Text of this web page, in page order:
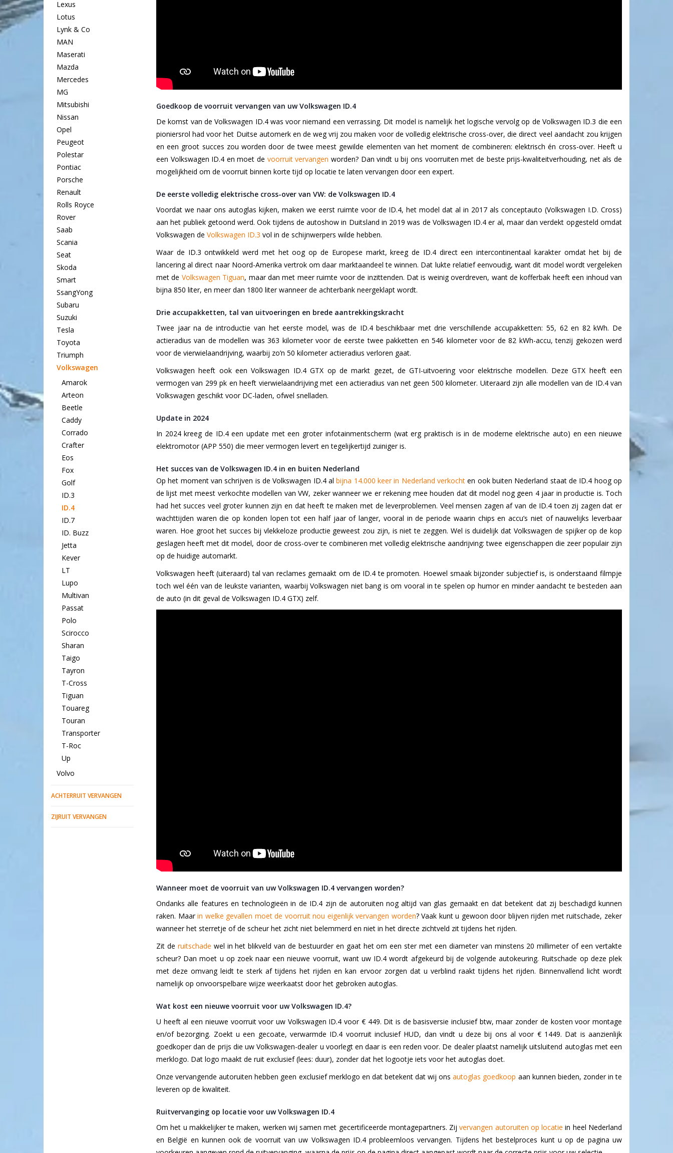
Lexus
Lotus
Lynk & Co
MAN
Maserati
Mazda
Mercedes
MG
Mitsubishi
Nissan
Opel
Peugeot
Polestar
Pontiac
Porsche
Renault
Rolls Royce
Rover
Saab
Scania
Seat
Skoda
Smart
SsangYong
Subaru
Suzuki
Tesla
Toyota
Triumph
Volkswagen
Amarok
Arteon
Beetle
Caddy
Corrado
Crafter
Eos
Fox
Golf
ID.3
ID.4
ID.7
ID. Buzz
Jetta
Kever
LT
Lupo
Multivan
Passat
Polo
Scirocco
Sharan
Taigo
Tayron
T-Cross
Tiguan
Touareg
Touran
Transporter
T-Roc
Up
Volvo
ACHTERRUIT VERVANGEN
ZIJRUIT VERVANGEN
Goedkoop de voorruit vervangen van uw Volkswagen ID.4
De komst van de Volkswagen ID.4 was voor niemand een verrassing. Dit model is namelijk het logische vervolg op de Volkswagen ID.3 die een
pioniersrol had voor het Duitse automerk en de weg vrij zou maken voor de volledig elektrische cross-over, die direct veel aandacht zou krijgen
en een groot succes zou worden door de twee meest gewilde elementen van het moment de combineren: elektrisch én cross-over. Heeft u
een Volkswagen ID.4 en moet de voorruit vervangen worden? Dan vindt u bij ons voorruiten met de beste prijs-kwaliteitverhouding, net als de
mogelijkheid om de voorruit binnen korte tijd op locatie te laten vervangen door een expert.
De eerste volledig elektrische cross-over van VW: de Volkswagen ID.4
Voordat we naar ons autoglas kijken, maken we eerst ruimte voor de ID.4, het model dat al in 2017 als conceptauto (Volkswagen I.D. Cross)
aan het publiek getoond werd. Ook tijdens de autoshow in Duitsland in 2019 was de Volkswagen ID.4 er al, maar dan verdekt opgesteld omdat
Volkswagen de Volkswagen ID.3 vol in de schijnwerpers wilde hebben.
Waar de ID.3 ontwikkeld werd met het oog op de Europese markt, kreeg de ID.4 direct een intercontinentaal karakter omdat het bij de
lancering al direct naar Noord-Amerika vertrok om daar marktaandeel te winnen. Dat lukte relatief eenvoudig, want dit model wordt vergeleken
met de Volkswagen Tiguan, maar dan met meer ruimte voor de inzittenden. Dat is weinig overdreven, want de kofferbak heeft een inhoud van
bijna 850 liter, en meer dan 1800 liter wanneer de achterbank neergeklapt wordt.
Drie accupakketten, tal van uitvoeringen en brede aantrekkingskracht
Twee jaar na de introductie van het eerste model, was de ID.4 beschikbaar met drie verschillende accupakketten: 55, 62 en 82 kWh. De
actieradius van de modellen was 363 kilometer voor de eerste twee pakketten en 546 kilometer voor de 82 kWh-accu, tenzij gekozen werd
voor de vierwielaandrijving, waarbij zo’n 50 kilometer actieradius verloren gaat.
Volkswagen heeft ook een Volkswagen ID.4 GTX op de markt gezet, de GTI-uitvoering voor elektrische modellen. Deze GTX heeft een
vermogen van 299 pk en heeft vierwielaandrijving met een actieradius van net geen 500 kilometer. Uiteraard zijn alle modellen van de ID.4 van
Volkswagen geschikt voor DC-laden, ofwel snelladen.
Update in 2024
In 2024 kreeg de ID.4 een update met een groter infotainmentscherm (wat erg praktisch is in de moderne elektrische auto) en een nieuwe
elektromotor (APP 550) die meer vermogen levert en tegelijkertijd zuiniger is.
Het succes van de Volkswagen ID.4 in en buiten Nederland
Op het moment van schrijven is de Volkswagen ID.4 albijna 14.000 keer in Nederland verkocht en ook buiten Nederland staat de ID.4 hoog op
de lijst met meest verkochte modellen van VW, zeker wanneer we er rekening mee houden dat dit model nog geen 4 jaar in productie is. Toch
had het succes veel groter kunnen zijn en dat heeft te maken met de leverproblemen. Veel mensen zagen af van de ID.4 toen zij zagen dat er
wachttijden waren die op konden lopen tot een half jaar of langer, vooral in de periode waarin chips en accu’s niet of nauwelijks leverbaar
waren. Hoe groot het succes bij vlekkeloze productie geweest zou zijn, is niet te zeggen. Wel is duidelijk dat Volkswagen de spijker op de kop
geslagen heeft met dit model, door de cross-over te combineren met volledig elektrische aandrijving: twee eigenschappen die zeer populair zijn
op de huidige automarkt.
Volkswagen heeft (uiteraard) tal van reclames gemaakt om de ID.4 te promoten. Hoewel smaak bijzonder subjectief is, is onderstaand filmpje
toch wel één van de leukste varianten, waarbij Volkswagen niet bang is om vooral in te spelen op humor en minder aandacht te besteden aan
de auto (in dit geval de Volkswagen ID.4 GTX) zelf.
Wanneer moet de voorruit van uw Volkswagen ID.4 vervangen worden?
Ondanks alle features en technologieën in de ID.4 zijn de autoruiten nog altijd van glas gemaakt en dat betekent dat zij beschadigd kunnen
raken. Maarin welke gevallen moet de voorruit nou eigenlijk vervangen worden? Vaak kunt u gewoon door blijven rijden met ruitschade, zeker
wanneer het sterretje of de scheur het zicht niet belemmerd en niet in het directe zichtveld zit tijdens het rijden.
Zit de ruitschade wel in het blikveld van de bestuurder en gaat het om een ster met een diameter van minstens 20 millimeter of een vertakte
scheur? Dan moet u op zoek naar een nieuwe voorruit, want uw ID.4 wordt afgekeurd bij de volgende autokeuring. Ruitschade op deze plek
met deze omvang leidt te sterk af tijdens het rijden en kan ervoor zorgen dat u verblind raakt tijdens het rijden. Binnenvallend licht wordt
namelijk op onvoorspelbare wijze weerkaatst door het gebroken autoglas.
Wat kost een nieuwe voorruit voor uw Volkswagen ID.4?
U heeft al een nieuwe voorruit voor uw Volkswagen ID.4 voor € 449. Dit is de basisversie inclusief btw, maar zonder de kosten voor montage
en/of bezorging. Zoekt u een gecoate, verwarmde ID.4 voorruit inclusief HUD, dan vindt u deze bij ons al voor € 1449. Dat is aanzienlijk
goedkoper dan de prijs die uw Volkswagen-dealer u voorlegt en daar is een reden voor. De dealer plaatst namelijk uitsluitend autoglas met een
merklogo. Dat logo maakt de ruit exclusief (lees: duur), zonder dat het logootje iets voor het autoglas doet.
Onze vervangende autoruiten hebben geen exclusief merklogo en dat betekent dat wij onsautoglas goedkoop aan kunnen bieden, zonder in te
leveren op de kwaliteit.
Ruitvervanging op locatie voor uw Volkswagen ID.4
Om het u makkelijker te maken, werken wij samen met gecertificeerde montagepartners. Zijvervangen autoruiten op locatie in heel Nederland
en België en kunnen ook de voorruit van uw Volkswagen ID.4 probleemloos vervangen. Tijdens het bestelproces kunt u op de pagina uw